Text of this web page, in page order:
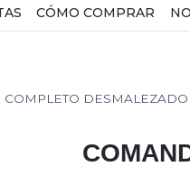
CÓMO COMPRAR